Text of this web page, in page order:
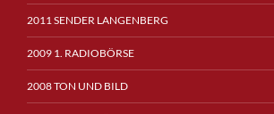
2011 SENDER LANGENBERG
2009 1. RADIOBÖRSE
2008 TON UND BILD